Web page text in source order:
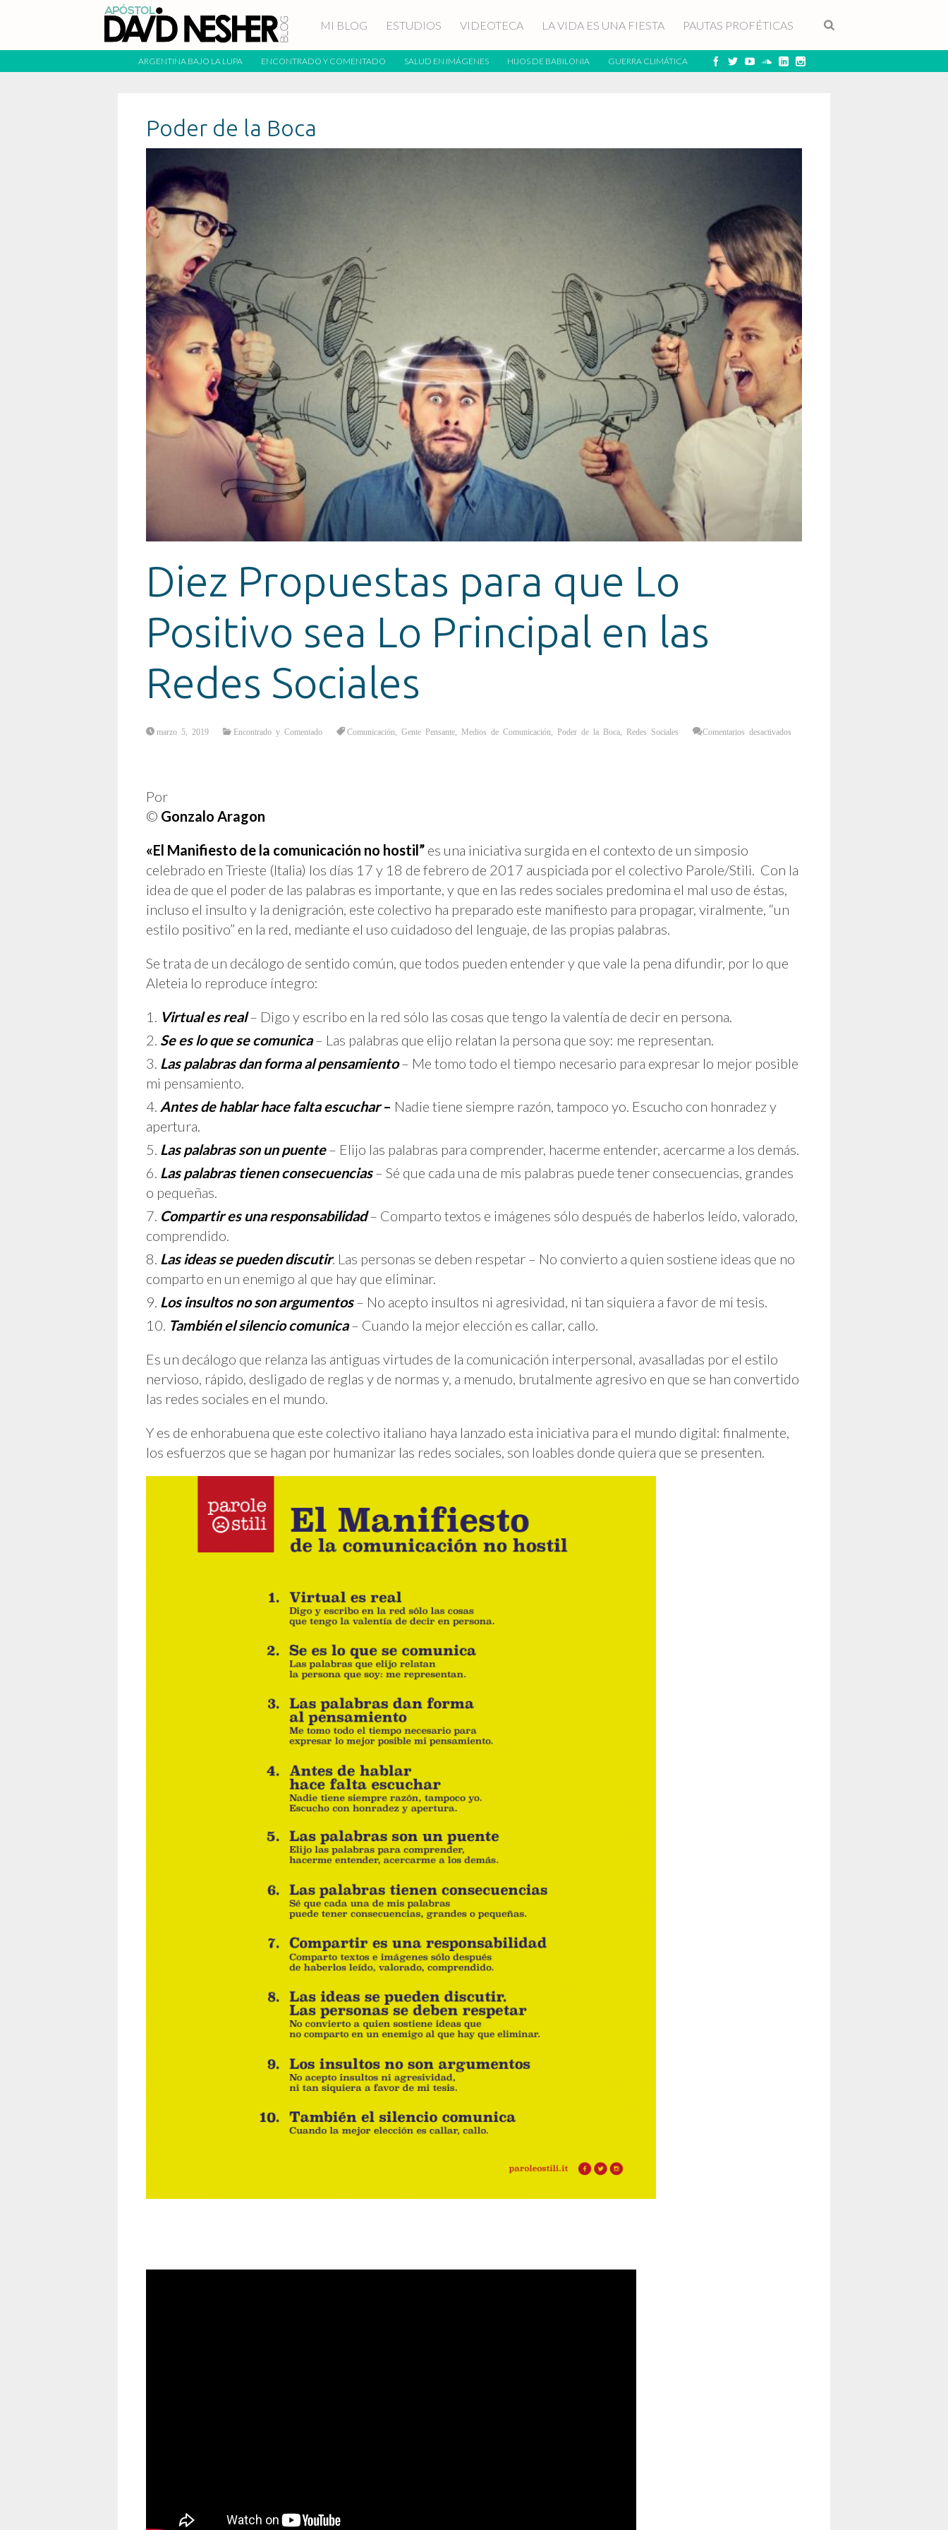
MI BLOG ESTUDIOS VIDEOTECA LA VIDA ES UNA FIESTA PAUTAS PROFÉTICAS
ARGENTINA BAJO LA LUPA ENCONTRADO Y COMENTADO SALUD EN IMÁGENES HIJOS DE BABILONIA GUERRA CLIMÁTICA
Poder de la Boca
Diez Propuestas para que Lo
Positivo sea Lo Principal en las
Redes Sociales
marzo 5, 2019 Encontrado y Comentado Comunicación Gente Pensante Medios de Comunicación Poder de la Boca Redes Sociales
Comentarios desactivados
Positivo
sea
Lo
Principal
Redes
Sociales
Por
© Gonzalo Aragon
«El Manifiesto de la comunicación no hostil” es una iniciativa surgida en el contexto de un simposio
celebrado en Trieste (Italia) los días 17 y 18 de febrero de 2017 auspiciada por el colectivo Parole/Stili. Con la
idea de que el poder de las palabras es importante, y que en las redes sociales predomina el mal uso de éstas,
incluso el insulto y la denigración, este colectivo ha preparado este manifiesto para propagar, viralmente, “un
estilo positivo” en la red, mediante el uso cuidadoso del lenguaje, de las propias palabras.
Se trata de un decálogo de sentido común, que todos pueden entender y que vale la pena difundir, por lo que
Aleteia lo reproduce íntegro:
Virtual es real – Digo y escribo en la red sólo las cosas que tengo la valentía de decir en persona.
Se es lo que se comunica – Las palabras que elijo relatan la persona que soy: me representan.
Las palabras dan forma al pensamiento– Me tomo todo el tiempo necesario para expresar lo mejor posible
mi pensamiento.
Antes de hablar hace falta escuchar– Nadie tiene siempre razón, tampoco yo. Escucho con honradez y
apertura.
Las palabras son un puente– Elijo las palabras para comprender, hacerme entender, acercarme a los demás.
Las palabras tienen consecuencias– Sé que cada una de mis palabras puede tener consecuencias, grandes
o pequeñas.
Compartir es una responsabilidad– Comparto textos e imágenes sólo después de haberlos leído, valorado,
comprendido.
Las ideas se pueden discutir. Las personas se deben respetar – No convierto a quien sostiene ideas que no
comparto en un enemigo al que hay que eliminar.
Los insultos no son argumentos – No acepto insultos ni agresividad, ni tan siquiera a favor de mi tesis.
También el silencio comunica– Cuando la mejor elección es callar, callo.
Es un decálogo que relanza las antiguas virtudes de la comunicación interpersonal, avasalladas por el estilo
nervioso, rápido, desligado de reglas y de normas y, a menudo, brutalmente agresivo en que se han convertido
las redes sociales en el mundo.
Y es de enhorabuena que este colectivo italiano haya lanzado esta iniciativa para el mundo digital: finalmente,
los esfuerzos que se hagan por humanizar las redes sociales, son loables donde quiera que se presenten.